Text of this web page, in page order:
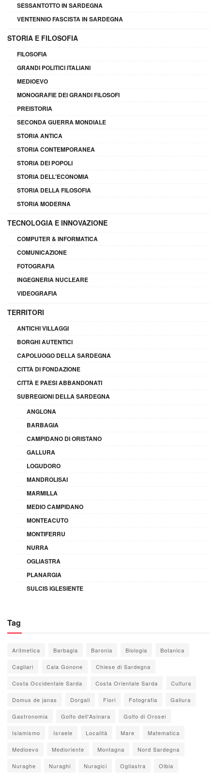
SESSANTOTTO IN SARDEGNA
VENTENNIO FASCISTA IN SARDEGNA
STORIA E FILOSOFIA
FILOSOFIA
GRANDI POLITICI ITALIANI
MEDIOEVO
MONOGRAFIE DEI GRANDI FILOSOFI
PREISTORIA
SECONDA GUERRA MONDIALE
STORIA ANTICA
STORIA CONTEMPORANEA
STORIA DEI POPOLI
STORIA DELL'ECONOMIA
STORIA DELLA FILOSOFIA
STORIA MODERNA
TECNOLOGIA E INNOVAZIONE
COMPUTER & INFORMATICA
COMUNICAZIONE
FOTOGRAFIA
INGEGNERIA NUCLEARE
VIDEOGRAFIA
TERRITORI
ANTICHI VILLAGGI
BORGHI AUTENTICI
CAPOLUOGO DELLA SARDEGNA
CITTÀ DI FONDAZIONE
CITTÀ E PAESI ABBANDONATI
SUBREGIONI DELLA SARDEGNA
ANGLONA
BARBAGIA
CAMPIDANO DI ORISTANO
GALLURA
LOGUDORO
MANDROLISAI
MARMILLA
MEDIO CAMPIDANO
MONTEACUTO
MONTIFERRU
NURRA
OGLIASTRA
PLANARGIA
SULCIS IGLESIENTE
Tag
Aritmetica Barbagia Baronia Biologia Botanica
Cagliari Cala Gonone Chiese di Sardegna
Costa Occidentale Sarda Costa Orientale Sarda Cultura
Domus de janas Dorgali Fiori Fotografia Gallura
Gastronomia Golfo dell'Asinara Golfo di Orosei
Islamismo Israele Località Mare Matematica
Medioevo Medioriente Montagna Nord Sardegna
Nuraghe Nuraghi Nuragici Ogliastra Olbia